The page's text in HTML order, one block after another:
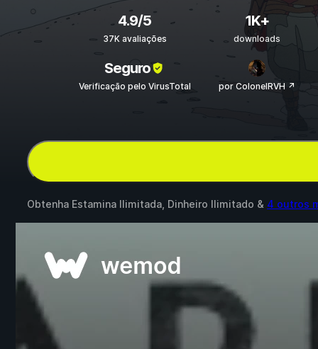
4.9/5
37K avaliações
1K+
downloads
Seguro
Verificação pelo VirusTotal por ColonelRVH ↗
Obtenha Estamina Ilimitada, Dinheiro Ilimitado & 4 outros